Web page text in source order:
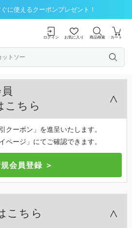
に使えるクーポンプレゼント！
ログイン お気に入り 商品検索 カート
こちら
クーポン」を進呈いたします。
ージ」にてご確認できます。
こちら